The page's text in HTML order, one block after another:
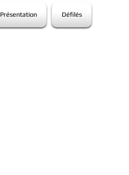
Présentation Défilés